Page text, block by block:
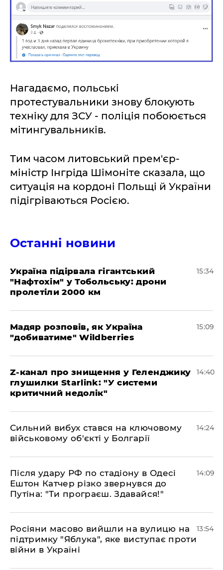
Нагадаємо, польські
протестувальники знову блокують
техніку для ЗСУ - поліція побоюється
мітингувальників.
Тим часом литовський прем'єр-
міністр Інгріда Шімоніте сказала, що
ситуація на кордоні Польщі й України
підігріваються Росією.
Останні новини
Україна підірвала гігантський
"Нафтохім" у Тобольську: дрони
пролетіли 2000 км
15:34
Мадяр розповів, як Україна
"добиватиме" Wildberries
15:09
Z-канал про знищення у Геленджику
глушилки Starlink: "У системи
критичний недолік"
14:40
Сильний вибух стався на ключовому
військовому об'єкті у Болгарії
14:24
Після удару РФ по стадіону в Одесі
Ештон Катчер різко звернувся до
Путіна: "Ти програєш. Здавайся!"
14:09
Росіяни масово вийшли на вулицю на
підтримку "Яблука", яке виступає проти
війни в Україні
13:54